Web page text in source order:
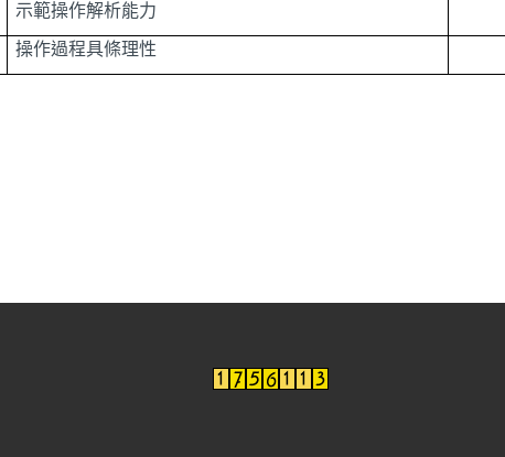
示範操作解析能力
操作過程具條理性